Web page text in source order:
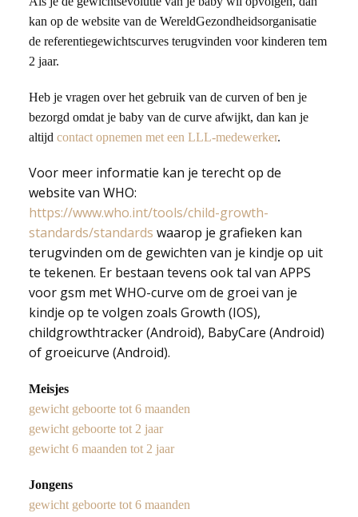
kan op de website van de WereldGezondheidsorganisatie
de referentiegewichtscurves terugvinden voor kinderen tem
2 jaar.
Heb je vragen over het gebruik van de curven of ben je
bezorgd omdat je baby van de curve afwijkt, dan kan je
altijd contact opnemen met een LLL-medewerker.
Voor meer informatie kan je terecht op de
website van WHO:
https://www.who.int/tools/child-growth-
standards/standards waarop je grafieken kan
terugvinden om de gewichten van je kindje op uit
te tekenen. Er bestaan tevens ook tal van APPS
voor gsm met WHO-curve om de groei van je
kindje op te volgen zoals Growth (IOS),
childgrowthtracker (Android), BabyCare (Android)
of groeicurve (Android).
Meisjes
gewicht geboorte tot 6 maanden
gewicht geboorte tot 2 jaar
gewicht 6 maanden tot 2 jaar
Jongens
gewicht geboorte tot 6 maanden